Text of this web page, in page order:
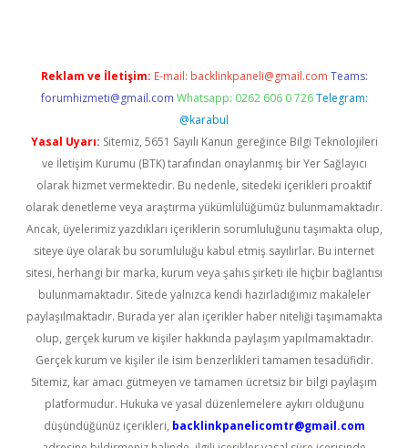
Reklam ve İletişim: E-mail: backlinkpaneli@gmail.com Teams:
forumhizmeti@gmail.com Whatsapp: 0262 606 0 726 Telegram:
@karabul
Yasal Uyarı: Sitemiz, 5651 Sayılı Kanun gereğince Bilgi Teknolojileri
ve İletişim Kurumu (BTK) tarafından onaylanmış bir Yer Sağlayıcı
olarak hizmet vermektedir. Bu nedenle, sitedeki içerikleri proaktif
olarak denetleme veya araştırma yükümlülüğümüz bulunmamaktadır.
Ancak, üyelerimiz yazdıkları içeriklerin sorumluluğunu taşımakta olup,
siteye üye olarak bu sorumluluğu kabul etmiş sayılırlar. Bu internet
sitesi, herhangi bir marka, kurum veya şahıs şirketi ile hiçbir bağlantısı
bulunmamaktadır. Sitede yalnızca kendi hazırladığımız makaleler
paylaşılmaktadır. Burada yer alan içerikler haber niteliği taşımamakta
olup, gerçek kurum ve kişiler hakkında paylaşım yapılmamaktadır.
Gerçek kurum ve kişiler ile isim benzerlikleri tamamen tesadüfidir.
Sitemiz, kar amacı gütmeyen ve tamamen ücretsiz bir bilgi paylaşım
platformudur. Hukuka ve yasal düzenlemelere aykırı olduğunu
düşündüğünüz içerikleri, backlinkpanelicomtr@gmail.com